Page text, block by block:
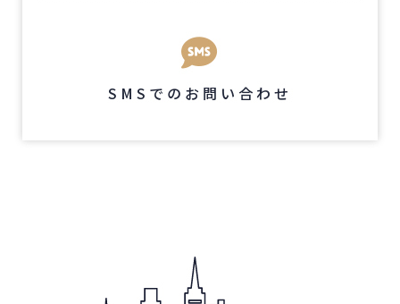
SMSでのお問い合わせ